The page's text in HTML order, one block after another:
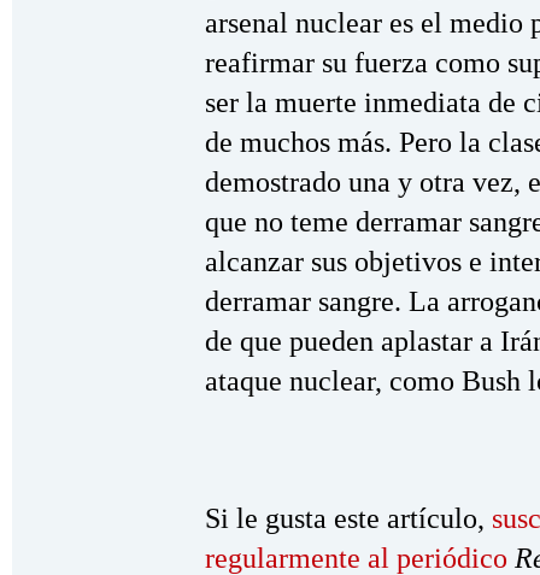
arsenal nuclear es el medio
reafirmar su fuerza como
ser la muerte inmediata de
de muchos más. Pero la
demostrado una y otra vez,
que no teme derramar
alcanzar sus objetivos e
derramar sangre. La
de que pueden aplastar a
ataque nuclear, como Bush
Si le gusta este artículo,
regularmente al periódico